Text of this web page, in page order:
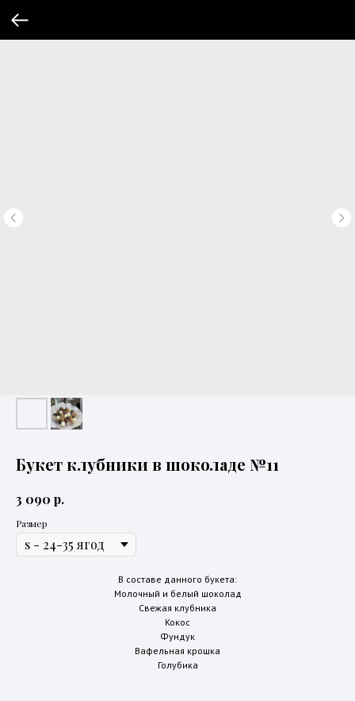
Букет клубники в шоколаде №11
3 090 р.
Размер
В составе данного букета:
Молочный и белый шоколад
Свежая клубника
Кокос
Фундук
Вафельная крошка
Голубика